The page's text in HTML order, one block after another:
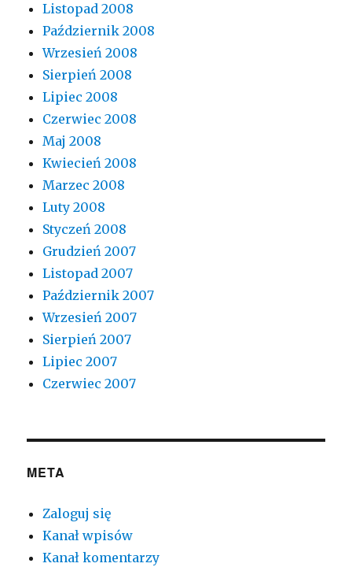
Listopad 2008
Październik 2008
Wrzesień 2008
Sierpień 2008
Lipiec 2008
Czerwiec 2008
Maj 2008
Kwiecień 2008
Marzec 2008
Luty 2008
Styczeń 2008
Grudzień 2007
Listopad 2007
Październik 2007
Wrzesień 2007
Sierpień 2007
Lipiec 2007
Czerwiec 2007
META
Zaloguj się
Kanał wpisów
Kanał komentarzy